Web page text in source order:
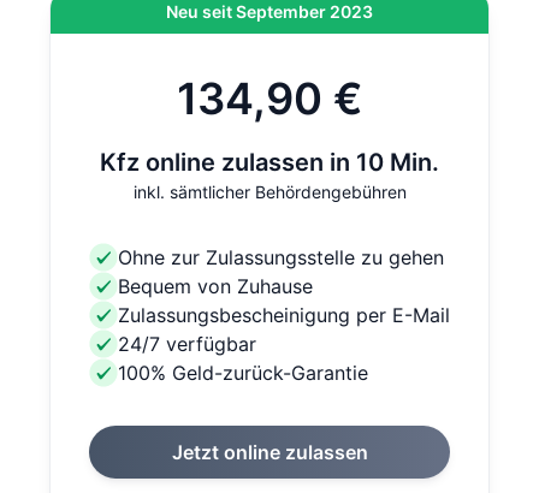
Neu seit September 2023
134,90 €
Kfz online zulassen in 10 Min.
inkl. sämtlicher Behördengebühren
Ohne zur Zulassungsstelle zu gehen
Bequem von Zuhause
Zulassungsbescheinigung per E-Mail
24/7 verfügbar
100% Geld-zurück-Garantie
Jetzt online zulassen